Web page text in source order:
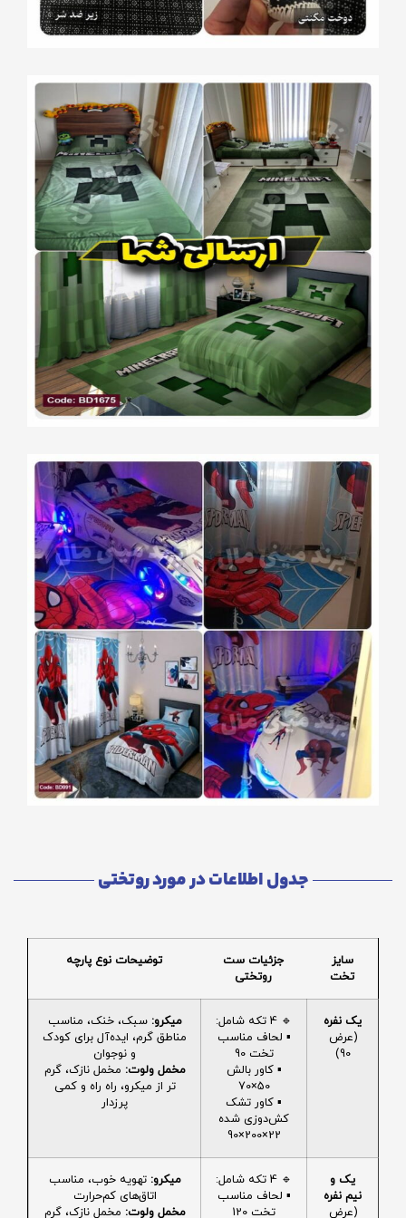
جدول اطلاعات در مورد روتختی
سایز
تخت
جزئیات ست
روتختی
توضیحات نوع پارچه
یک نفره
(عرض
90)
🔹 4 تکه شامل:
▪️ لحاف مناسب
تخت 90
▪️ کاور بالش
50×70
▪️ کاور تشک
کش‌دوزی شده
22×200×90
میکرو: سبک، خنک، مناسب
مناطق گرم، ایده‌آل برای کودک
و نوجوان
مخمل ولوت: مخمل نازک، گرم
تر از میکرو، راه راه و کمی
پرزدار
یک و
نیم نفره
(عرض
🔹 4 تکه شامل:
▪️ لحاف مناسب
تخت 120
میکرو: تهویه خوب، مناسب
اتاق‌های کم‌حرارت
مخمل ولوت: مخمل نازک، گرم